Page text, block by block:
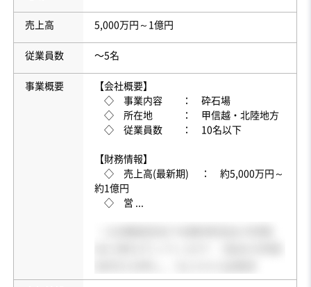
売上高 5,000万円～1億円
従業員数 〜5名
事業概要
【会社概要】
◇ 事業内容 ： 砕石場
◇ 所在地 ： 甲信越・北陸地方
◇ 従業員数 ： 10名以下
【財務情報】
◇ 売上高(最新期) ： 約5,000万円～
約1億円
◇ 営